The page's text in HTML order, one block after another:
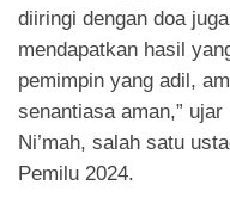
diiringi dengan doa
mendapatkan hasil
pemimpin yang adil,
senantiasa aman,”
Ni’mah, salah satu
Pemilu 2024.